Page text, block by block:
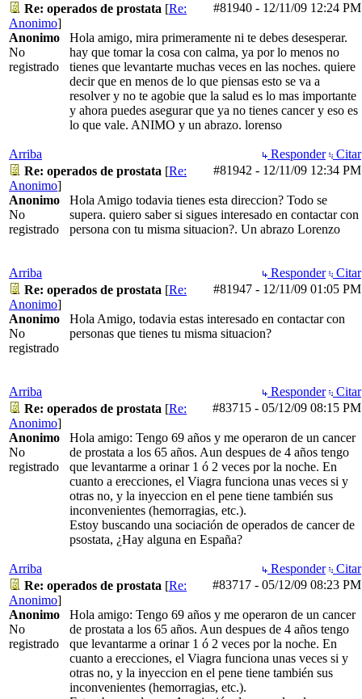
#81940 - 12/11/09 12:24 PM
Re: operados de prostata [Re:
Anonimo]
Anonimo
No
registrado
Hola amigo, mira primeramente ni te debes desesperar.
hay que tomar la cosa con calma, ya por lo menos no
tienes que levantarte muchas veces en las noches. quiere
decir que en menos de lo que piensas esto se va a
resolver y no te agobie que la salud es lo mas importante
y ahora puedes asegurar que ya no tienes cancer y eso es
lo que vale. ANIMO y un abrazo. lorenso
Arriba Responder
Citar
#81942 - 12/11/09 12:34 PM
Re: operados de prostata [Re:
Anonimo]
Anonimo
No
registrado
Hola Amigo todavia tienes esta direccion? Todo se
supera. quiero saber si sigues interesado en contactar con
persona con tu misma situacion?. Un abrazo Lorenzo
Arriba Responder
Citar
#81947 - 12/11/09 01:05 PM
Re: operados de prostata [Re:
Anonimo]
Anonimo
No
registrado
Hola Amigo, todavia estas interesado en contactar con
personas que tienes tu misma situacion?
Arriba Responder
Citar
#83715 - 05/12/09 08:15 PM
Re: operados de prostata [Re:
Anonimo]
Anonimo
No
registrado
Hola amigo: Tengo 69 años y me operaron de un cancer
de prostata a los 65 años. Aun despues de 4 años tengo
que levantarme a orinar 1 ó 2 veces por la noche. En
cuanto a erecciones, el Viagra funciona unas veces si y
otras no, y la inyeccion en el pene tiene también sus
inconvenientes (hemorragias, etc.).
Estoy buscando una sociación de operados de cancer de
psostata, ¿Hay alguna en España?
Arriba Responder
Citar
#83717 - 05/12/09 08:23 PM
Re: operados de prostata [Re:
Anonimo]
Anonimo
No
registrado
Hola amigo: Tengo 69 años y me operaron de un cancer
de prostata a los 65 años. Aun despues de 4 años tengo
que levantarme a orinar 1 ó 2 veces por la noche. En
cuanto a erecciones, el Viagra funciona unas veces si y
otras no, y la inyeccion en el pene tiene también sus
inconvenientes (hemorragias, etc.).